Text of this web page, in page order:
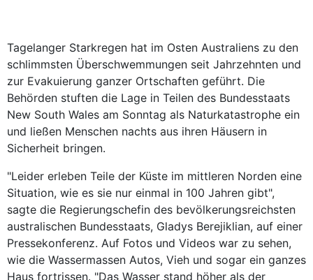
Tagelanger Starkregen hat im Osten Australiens zu den
schlimmsten Überschwemmungen seit Jahrzehnten und
zur Evakuierung ganzer Ortschaften geführt. Die
Behörden stuften die Lage in Teilen des Bundesstaats
New South Wales am Sonntag als Naturkatastrophe ein
und ließen Menschen nachts aus ihren Häusern in
Sicherheit bringen.
"Leider erleben Teile der Küste im mittleren Norden eine
Situation, wie es sie nur einmal in 100 Jahren gibt",
sagte die Regierungschefin des bevölkerungsreichsten
australischen Bundesstaats, Gladys Berejiklian, auf einer
Pressekonferenz. Auf Fotos und Videos war zu sehen,
wie die Wassermassen Autos, Vieh und sogar ein ganzes
Haus fortrissen. "Das Wasser stand höher als der